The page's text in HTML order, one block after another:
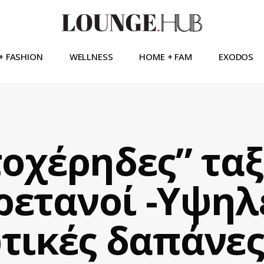
FASHION WELLNESS HOME + FAM EXODOS
-